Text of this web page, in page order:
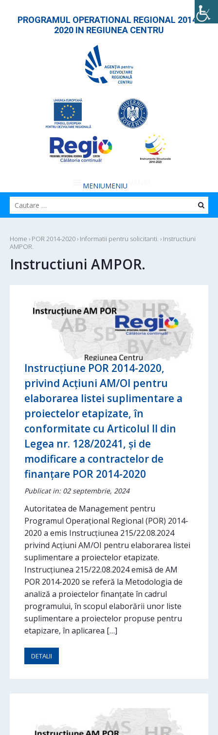
PROGRAMUL OPERATIONAL REGIONAL 2014-
2020 IN REGIUNEA CENTRU
MENIUMENIU
Home › POR 2014-2020› Informatii pentru solicitanti. › Instructiuni
AMPOR.
Instructiuni AMPOR.
Instrucțiune POR 2014-2020,
privind Acțiuni AM/OI pentru
elaborarea listei suplimentare a
proiectelor etapizate, în
conformitate cu Articolul II din
Legea nr. 128/20241, și de
modificare a contractelor de
finanțare POR 2014-2020
Publicat in: 02 septembrie, 2024
Autoritatea de Management pentru
Programul Operațional Regional (POR) 2014-
2020 a emis Instrucțiunea 215/22.08.2024
privind Acțiuni AM/OI pentru elaborarea listei
suplimentare a proiectelor etapizate.
Instrucțiunea 215/22.08.2024 emisă de AM
POR 2014-2020 se referă la Metodologia de
analiză a proiectelor finanțate în cadrul
programului, în scopul elaborării unor liste
suplimentare a proiectelor propuse pentru
etapizare, în aplicarea […]
DETALII